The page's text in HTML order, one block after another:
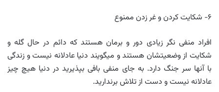
۶- شکایت کردن و غر زدن ممنوع
افراد منفی نگر زیادی دور و برمان هستند که دائم در حال گله و
شکایت از وضعیتشان هستند و میگویند دنیا عادلانه نیست و زندگی
با آنها سر جنگ دارد. به جای منفی بافی بپذیرید در دنیا هیچ چیز
عادلانه نیست و دست از تلاش برندارید.